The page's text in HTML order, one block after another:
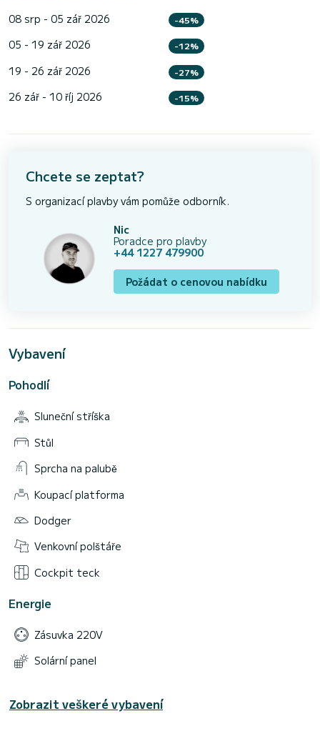
08 srp - 05 zář 2026 -45%
05 - 19 zář 2026 -12%
19 - 26 zář 2026 -27%
26 zář - 10 říj 2026 -15%
Chcete se zeptat?
S organizací plavby vám pomůže odborník.
Nic
Poradce pro plavby
+44 1227 479900
Požádat o cenovou nabídku
Vybavení
Pohodlí
Sluneční stříška
Stůl
Sprcha na palubě
Koupací platforma
Dodger
Venkovní polštáře
Cockpit teck
Energie
Zásuvka 220V
Solární panel
Zobrazit veškeré vybavení